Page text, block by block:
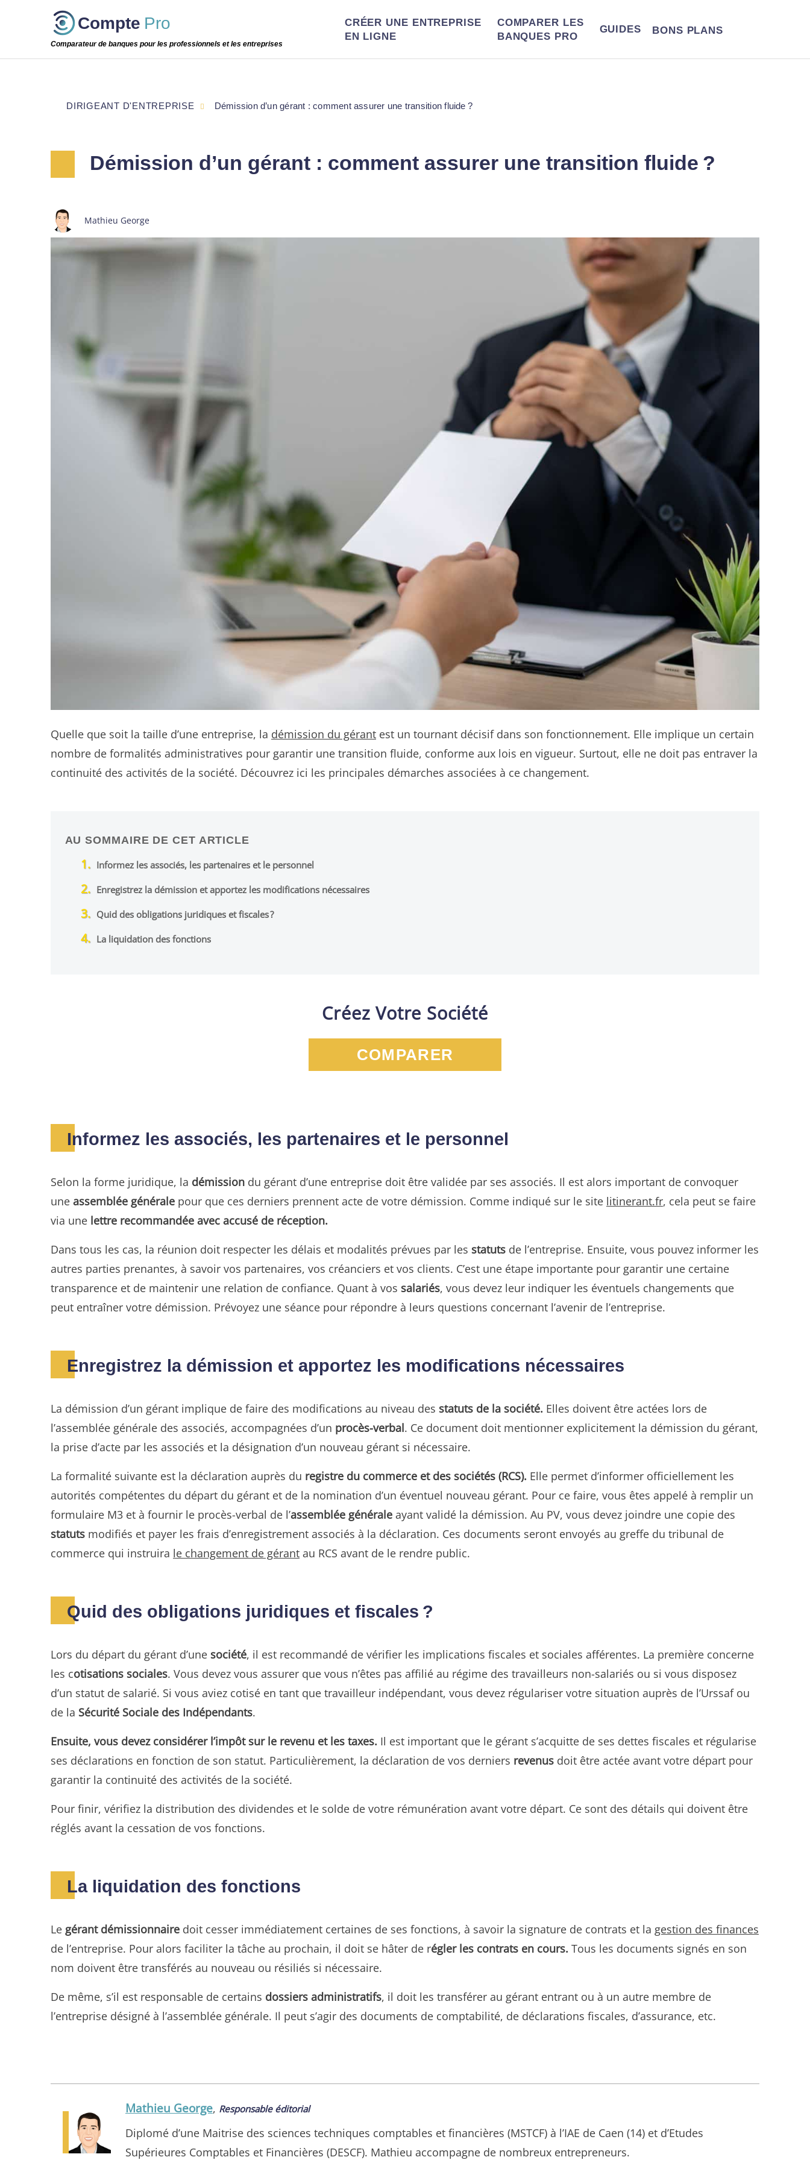
Compte Pro
Comparateur de banques pour les professionnels et les entreprises
CRÉER UNE ENTREPRISE
EN LIGNE
COMPARER LES
BANQUES PRO
GUIDES BONS PLANS
Démission d’un gérant : comment assurer une transition fluide ?
Mathieu George
Quelle que soit la taille d’une entreprise, la démission du gérant est un tournant décisif dans son fonctionnement. Elle implique un certain
nombre de formalités administratives pour garantir une transition fluide, conforme aux lois en vigueur. Surtout, elle ne doit pas entraver la
continuité des activités de la société. Découvrez ici les principales démarches associées à ce changement.
AU SOMMAIRE DE CET ARTICLE
Informez les associés, les partenaires et le personnel
Enregistrez la démission et apportez les modifications nécessaires
Quid des obligations juridiques et fiscales ?
La liquidation des fonctions
Créez Votre Société
COMPARER
Informez les associés, les partenaires et le personnel
Selon la forme juridique, la démission du gérant d’une entreprise doit être validée par ses associés. Il est alors important de convoquer
une assemblée générale pour que ces derniers prennent acte de votre démission. Comme indiqué sur le site litinerant.fr, cela peut se faire
via une lettre recommandée avec accusé de réception.
Dans tous les cas, la réunion doit respecter les délais et modalités prévues par les statuts de l’entreprise. Ensuite, vous pouvez informer les
autres parties prenantes, à savoir vos partenaires, vos créanciers et vos clients. C’est une étape importante pour garantir une certaine
transparence et de maintenir une relation de confiance. Quant à vos salariés, vous devez leur indiquer les éventuels changements que
peut entraîner votre démission. Prévoyez une séance pour répondre à leurs questions concernant l’avenir de l’entreprise.
Enregistrez la démission et apportez les modifications nécessaires
La démission d’un gérant implique de faire des modifications au niveau des statuts de la société. Elles doivent être actées lors de
l’assemblée générale des associés, accompagnées d’un procès-verbal. Ce document doit mentionner explicitement la démission du gérant,
la prise d’acte par les associés et la désignation d’un nouveau gérant si nécessaire.
La formalité suivante est la déclaration auprès du registre du commerce et des sociétés (RCS). Elle permet d’informer officiellement les
autorités compétentes du départ du gérant et de la nomination d’un éventuel nouveau gérant. Pour ce faire, vous êtes appelé à remplir un
formulaire M3 et à fournir le procès-verbal de l’assemblée générale ayant validé la démission. Au PV, vous devez joindre une copie des
statuts modifiés et payer les frais d’enregistrement associés à la déclaration. Ces documents seront envoyés au greffe du tribunal de
commerce qui instruira le changement de gérant au RCS avant de le rendre public.
Quid des obligations juridiques et fiscales ?
Lors du départ du gérant d’une société, il est recommandé de vérifier les implications fiscales et sociales afférentes. La première concerne
les cotisations sociales. Vous devez vous assurer que vous n’êtes pas affilié au régime des travailleurs non-salariés ou si vous disposez
d’un statut de salarié. Si vous aviez cotisé en tant que travailleur indépendant, vous devez régulariser votre situation auprès de l’Urssaf ou
de la Sécurité Sociale des Indépendants.
Ensuite, vous devez considérer l’impôt sur le revenu et les taxes. Il est important que le gérant s’acquitte de ses dettes fiscales et régularise
ses déclarations en fonction de son statut. Particulièrement, la déclaration de vos derniers revenus doit être actée avant votre départ pour
garantir la continuité des activités de la société.
Pour finir, vérifiez la distribution des dividendes et le solde de votre rémunération avant votre départ. Ce sont des détails qui doivent être
réglés avant la cessation de vos fonctions.
La liquidation des fonctions
Le gérant démissionnaire doit cesser immédiatement certaines de ses fonctions, à savoir la signature de contrats et la gestion des finances
de l’entreprise. Pour alors faciliter la tâche au prochain, il doit se hâter de régler les contrats en cours. Tous les documents signés en son
nom doivent être transférés au nouveau ou résiliés si nécessaire.
De même, s’il est responsable de certains dossiers administratifs, il doit les transférer au gérant entrant ou à un autre membre de
l’entreprise désigné à l’assemblée générale. Il peut s’agir des documents de comptabilité, de déclarations fiscales, d’assurance, etc.
DIRIGEANT D'ENTREPRISE Démission d’un gérant : comment assurer une transition fluide ?
Mathieu George, Responsable éditorial
Diplomé d’une Maitrise des sciences techniques comptables et financières (MSTCF) à l’IAE de Caen (14) et d’Etudes
Supérieures Comptables et Financières (DESCF). Mathieu accompagne de nombreux entrepreneurs.